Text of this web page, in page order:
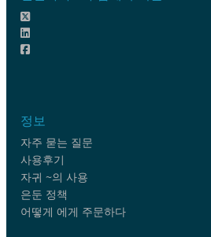
정보
자주 묻는 질문
사용후기
자귀 ~의 사용
은둔 정책
어떻게 에게 주문하다